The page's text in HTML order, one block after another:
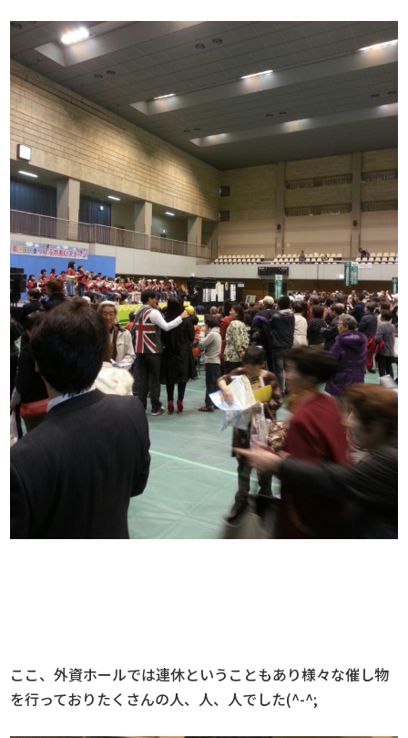
ここ、外資ホールでは連休ということもあり様々な催し物
を行っておりたくさんの人、人、人でした(^-^;